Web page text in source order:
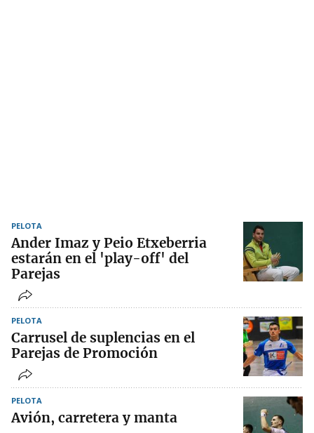
PELOTA
Ander Imaz y Peio Etxeberria
estarán en el 'play-off' del
Parejas
PELOTA
Carrusel de suplencias en el
Parejas de Promoción
PELOTA
Avión, carretera y manta